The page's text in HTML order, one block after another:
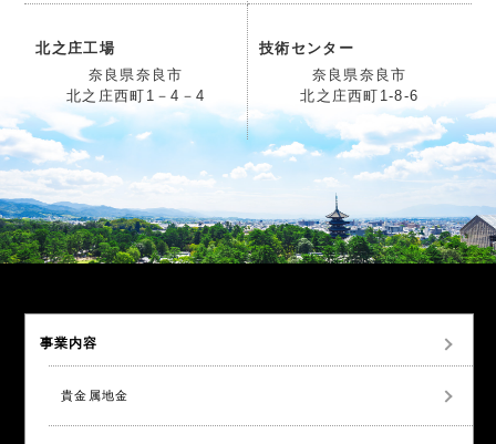
北之庄工場
奈良県奈良市
北之庄西町1－4－4
技術センター
奈良県奈良市
北之庄西町1-8-6
事業内容
貴金属地金